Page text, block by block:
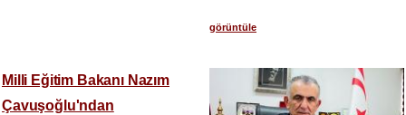
görüntüle
Milli Eğitim Bakanı Nazım
Çavuşoğlu'ndan